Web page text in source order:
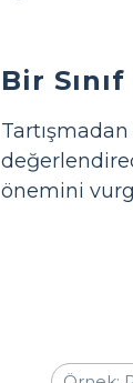
Bir
önemini